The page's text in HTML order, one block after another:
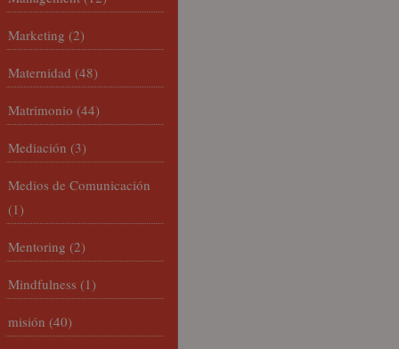
Marketing (2)
Maternidad (48)
Matrimonio (44)
Mediación (3)
Medios de Comunicación
(1)
Mentoring (2)
Mindfulness (1)
misión (40)